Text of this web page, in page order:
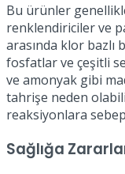
Bu ürünler
renklendiriciler ve
arasında klor bazlı
fosfatlar ve çeşitli
ve amonyak gibi
tahrişe neden
reaksiyonlara
Sağlığa